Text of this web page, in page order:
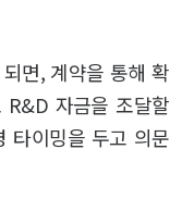
면, 계약을 통해 확
R&D 자금을 조달할
타이밍을 두고 의문